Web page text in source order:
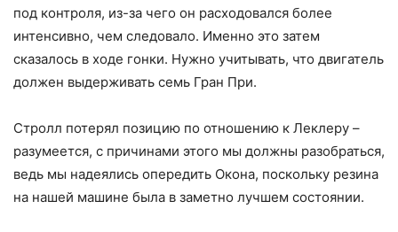
под контроля, из-за чего он расходовался более
интенсивно, чем следовало. Именно это затем
сказалось в ходе гонки. Нужно учитывать, что двигатель
должен выдерживать семь Гран При.
Стролл потерял позицию по отношению к Леклеру –
разумеется, с причинами этого мы должны разобраться,
ведь мы надеялись опередить Окона, поскольку резина
на нашей машине была в заметно лучшем состоянии.